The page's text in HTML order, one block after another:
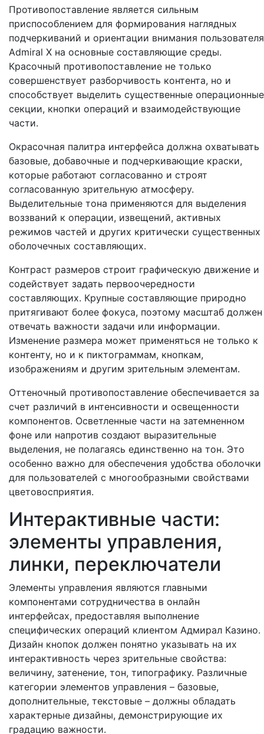
Противопоставление является сильным
приспособлением для формирования наглядных
подчеркиваний и ориентации внимания пользователя
Admiral X на основные составляющие среды.
Красочный противопоставление не только
совершенствует разборчивость контента, но и
способствует выделить существенные операционные
секции, кнопки операций и взаимодействующие
части.
Окрасочная палитра интерфейса должна охватывать
базовые, добавочные и подчеркивающие краски,
которые работают согласованно и строят
согласованную зрительную атмосферу.
Выделительные тона применяются для выделения
воззваний к операции, извещений, активных
режимов частей и других критически существенных
оболочечных составляющих.
Контраст размеров строит графическую движение и
содействует задать первоочередности
составляющих. Крупные составляющие природно
притягивают более фокуса, поэтому масштаб должен
отвечать важности задачи или информации.
Изменение размера может применяться не только к
контенту, но и к пиктограммам, кнопкам,
изображениям и другим зрительным элементам.
Оттеночный противопоставление обеспечивается за
счет различий в интенсивности и освещенности
компонентов. Осветленные части на затемненном
фоне или напротив создают выразительные
выделения, не полагаясь единственно на тон. Это
особенно важно для обеспечения удобства оболочки
для пользователей с многообразными свойствами
цветовосприятия.
Интерактивные части:
элементы управления,
линки, переключатели
Элементы управления являются главными
компонентами сотрудничества в онлайн
интерфейсах, предоставляя выполнение
специфических операций клиентом Адмирал Казино.
Дизайн кнопок должен понятно указывать на их
интерактивность через зрительные свойства:
величину, затенение, тон, типографику. Различные
категории элементов управления – базовые,
дополнительные, текстовые – должны обладать
характерные дизайны, демонстрирующие их
градацию важности.